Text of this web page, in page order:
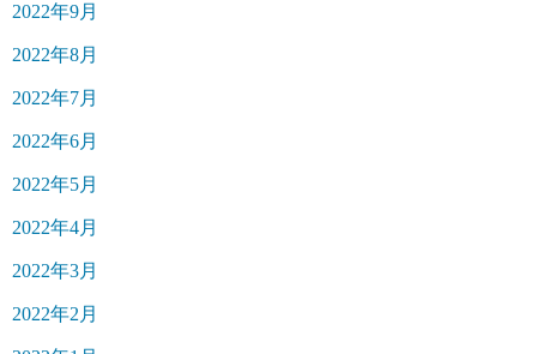
2022年9月
2022年8月
2022年7月
2022年6月
2022年5月
2022年4月
2022年3月
2022年2月